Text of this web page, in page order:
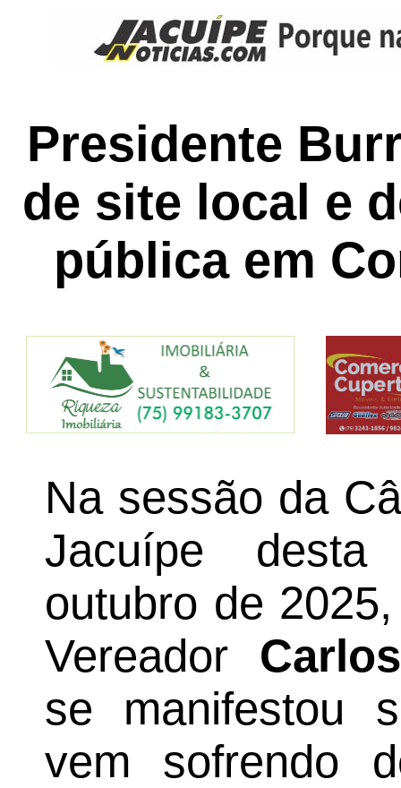
Presidente
de site local e
pública em
Na sessão da
Jacuípe
outubro de
Vereador
se manifestou
vem sofrendo